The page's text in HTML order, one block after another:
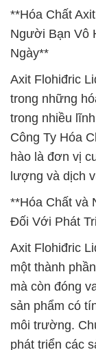
**Hóa Chất
Người Bạn Vô
Ngày**
Axit Flohiđric
trong những
trong nhiều
Công Ty Hóa
hào là đơn vị
lượng và dịch
**Hóa Chất và
Đối Với Phát
Axit Flohiđric
một thành
mà còn đóng
sản phẩm có
môi trường.
phát triển các